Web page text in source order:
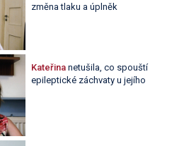
změna tlaku a úplněk
Kateřinanetušila, co spouští
epileptické záchvaty u jejího